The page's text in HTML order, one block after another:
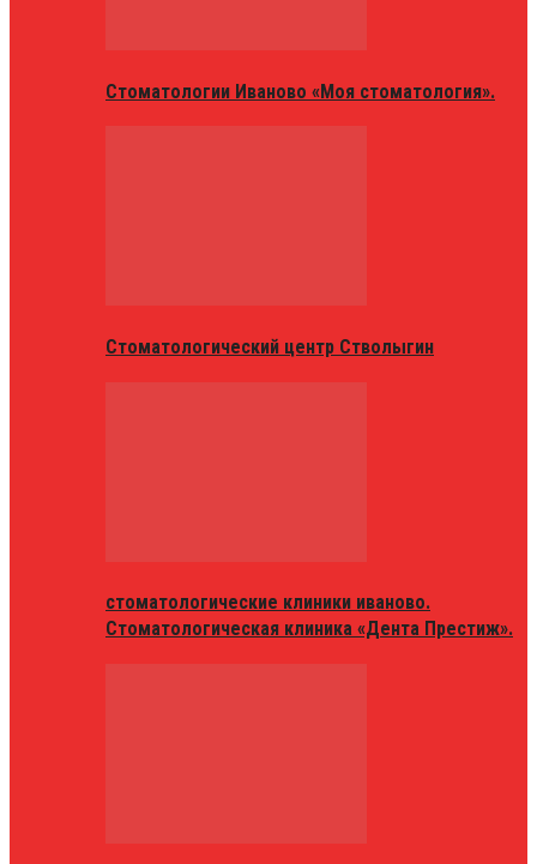
Стоматологии Иваново «Моя стоматология».
Стоматологический центр Стволыгин
стоматологические клиники иваново.
Стоматологическая клиника «Дента Престиж».